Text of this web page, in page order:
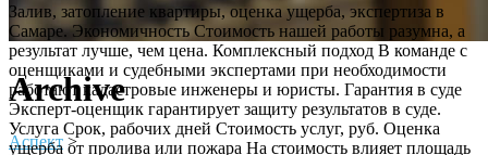
Archive
Аспект >
Залив, затопление квартиры, оценка ущерба, экспертиза в
Самаре. Экономичность Стоимость нашей работы разумна, а
результат лучше, чем цена. Комплексный подход В команде с
оценщиками и судебными экспертами при необходимости
работают кадастровые инженеры и юристы. Гарантия в суде
Эксперт-оценщик гарантирует защиту результатов в суде.
Услуга Срок, рабочих дней Стоимость услуг, руб. Оценка
ущерба от пролива или пожара На стоимость влияет площадь